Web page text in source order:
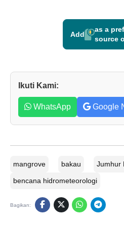
Add
as a
source
Ikuti Kami:
WhatsApp Google
mangrove bakau Jumhur
bencana hidrometeorologi
Bagikan: